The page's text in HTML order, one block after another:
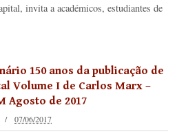
invita a académicos, estudiantes de
150 anos da publicação de
Volume I de Carlos Marx –
Agosto de 2017
07/06/2017